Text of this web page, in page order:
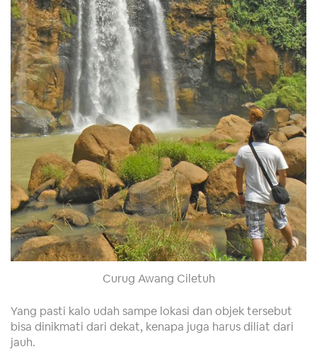
Curug Awang Ciletuh
Yang pasti kalo udah sampe lokasi dan objek tersebut
bisa dinikmati dari dekat, kenapa juga harus diliat dari
jauh.